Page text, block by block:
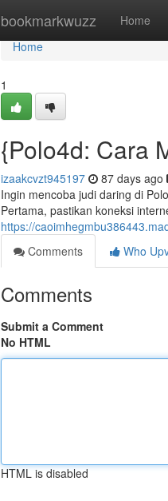
bookmarkwuzz Home
Home
Home
1
{Polo4d: Cara
izaakcvzt945197 87 days ago
Ingin mencoba judi daring di
Pertama, pastikan koneksi
https://
Comments
Who
Comments
Submit a Comment
No HTML
HTML is disabled